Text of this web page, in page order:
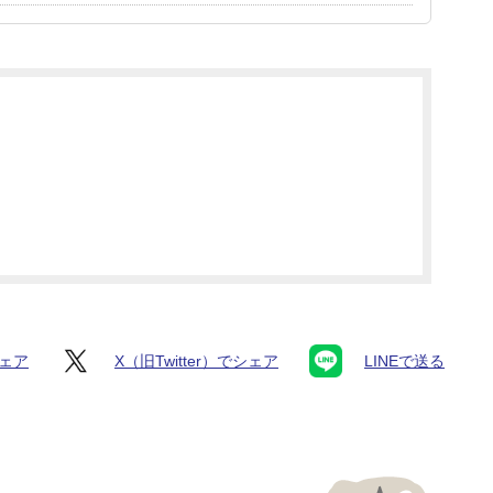
ア X（旧Twitter）でシェア LINEで送る